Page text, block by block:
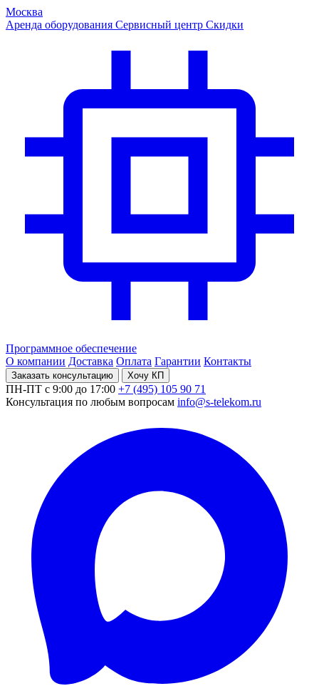
Москва
Аренда оборудования Сервисный центр Скидки
Программное обеспечение
О компании Доставка Оплата Гарантии Контакты
Заказать консультацию Хочу КП
ПН-ПТ с 9:00 до 17:00 +7 (495) 105 90 71
Консультация по любым вопросам info@s-telekom.ru